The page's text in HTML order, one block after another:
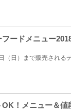
ードメニュー
OK！メニュー＆